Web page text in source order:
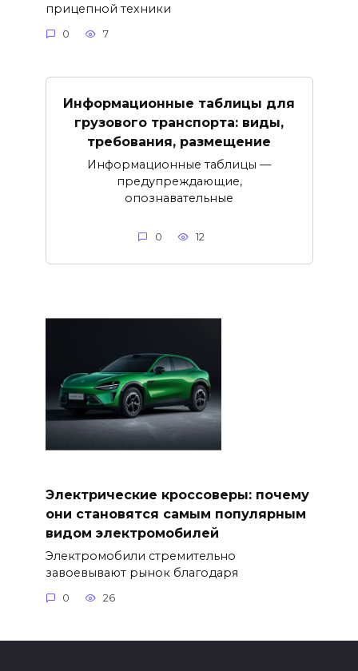
прицепной техники
0 7
Информационные таблицы для
грузового транспорта: виды,
требования, размещение
Информационные таблицы —
предупреждающие,
опознавательные
0 12
Электрические кроссоверы: почему
они становятся самым популярным
видом электромобилей
Электромобили стремительно
завоевывают рынок благодаря
0 26